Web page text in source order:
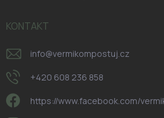
KONTAKT
info@vermikompostuj.cz
+420 608 236 858
https://www.facebook.com/